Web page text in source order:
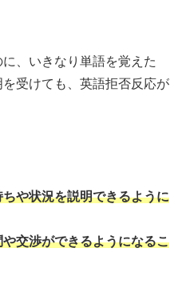
、いきなり単語を覚えた
受けても、英語拒否反応が
や状況を説明できるように
交渉ができるようになるこ